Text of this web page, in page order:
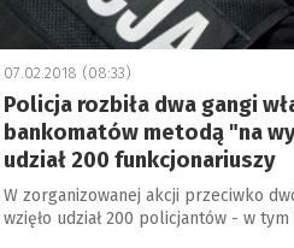
07.02.2018 (08:33)
Policja rozbiła dwa gangi
bankomatów metodą "na
udział 200 funkcjonariuszy
W zorganizowanej akcji przeciwko
wzięło udział 200 policjantów - w